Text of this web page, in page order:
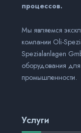
процессов.
Мы являемся
компании Оli-
Spezialanlagen
оборудования
промышленности.
Услуги